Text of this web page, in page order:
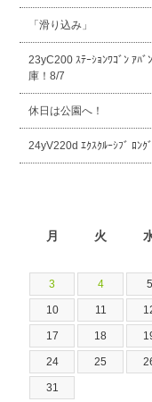
「滑り込み」
23yC200 ｽﾃｰｼｮﾝﾜｺﾞﾝ ｱﾊ
庫！8/7
休日は公園へ！
24yV220d ｴｸｽｸﾙｰｼﾌﾞ ﾛﾝ
月 火
3 4 5
10 11
17 18
24 25
31